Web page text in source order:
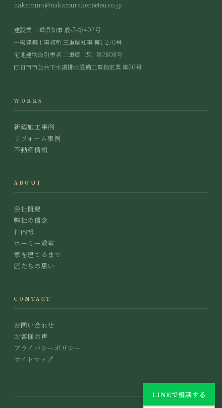
nakamura@nakamurakensetsu.co.jp
建設業 三重県知事 般-7-第402号
一級建築士事務所 三重県知事 第1-270号
宅地建物取引業者 三重県（5）第2808号
四日市市公共下水道排水設備工事指定業 第50号
WORKS
新築施工事例
リフォーム事例
不動産情報
ABOUT
会社概要
弊社の信念
社内報
ホーミー教室
家を建てるまで
匠たちの思い
CONTACT
お問い合わせ
お客様の声
プライバシーポリシー
サイトマップ
LINEで相談する